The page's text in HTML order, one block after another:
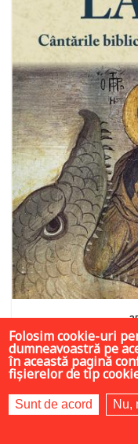
35
Ai
Folosim cookie-uri
dumneavoastră pe
în această pagină
fișierelor de tip
Sunt de acord Nu,